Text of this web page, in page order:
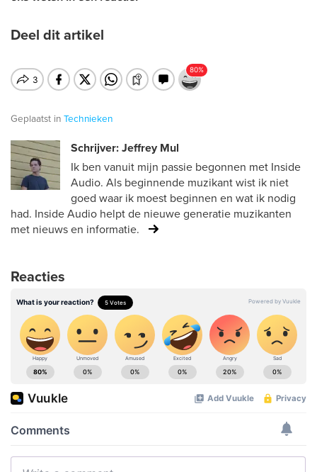
Deel dit artikel
Geplaatst in Technieken
Schrijver: Jeffrey Mul
Ik ben vanuit mijn passie begonnen met Inside
Audio. Als beginnende muzikant wist ik niet
goed waar ik moest beginnen en wat ik nodig
had. Inside Audio helpt de nieuwe generatie muzikanten
met nieuws en informatie.
Reacties